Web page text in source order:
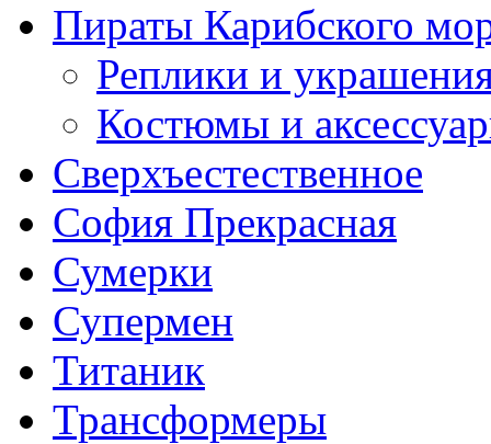
Пираты Карибского
Реплики и
Костюмы и
Сверхъестественное
София Прекрасная
Сумерки
Супермен
Титаник
Трансформеры